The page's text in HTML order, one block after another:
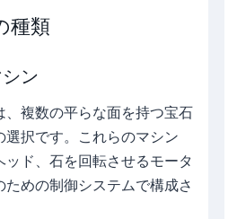
種類
ン
、複数の平らな面を持つ宝石
選択です。これらのマシン
ッド、石を回転させるモータ
ための制御システムで構成さ